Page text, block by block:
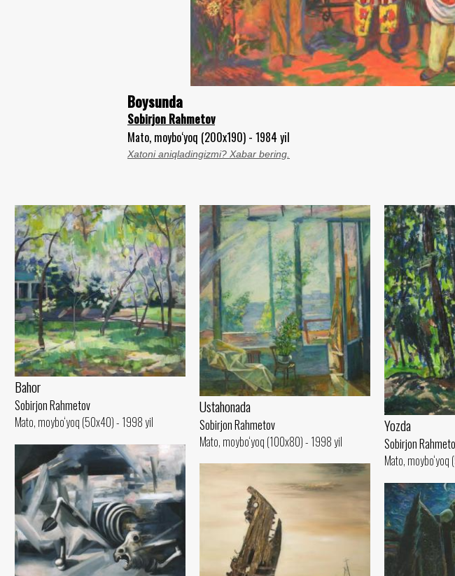
Boysunda
Sobirjon Rahmetov
Mato, moybo‘yoq (200x190) - 1984 yil
Xatoni aniqladingizmi? Xabar bering.
Bahor
Sobirjon Rahmetov
Mato, moybo‘yoq (50x40) - 1998 yil
Ustahonada
Sobirjon Rahmetov
Mato, moybo‘yoq (100x80) - 1998 yil
Yozda
Sobirjon
Mato,